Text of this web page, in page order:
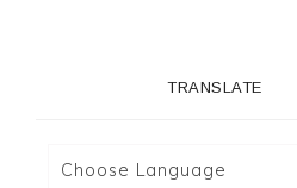
TRANSLATE